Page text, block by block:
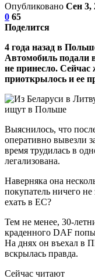
Опубликовано Сен 3,
0 65
Поделится
4 года назад в
Автомобиль подали
не принесло.
приоткрылось и ее
Выяснилось, что
оперативно вывезли
время трудилась в
легализована.
Наверняка она
покупатель ничего
ехать в ЕС?
Тем не менее, 30-
краденного DAF
На днях он въехал в
вскрылась правда.
Сейчас читают